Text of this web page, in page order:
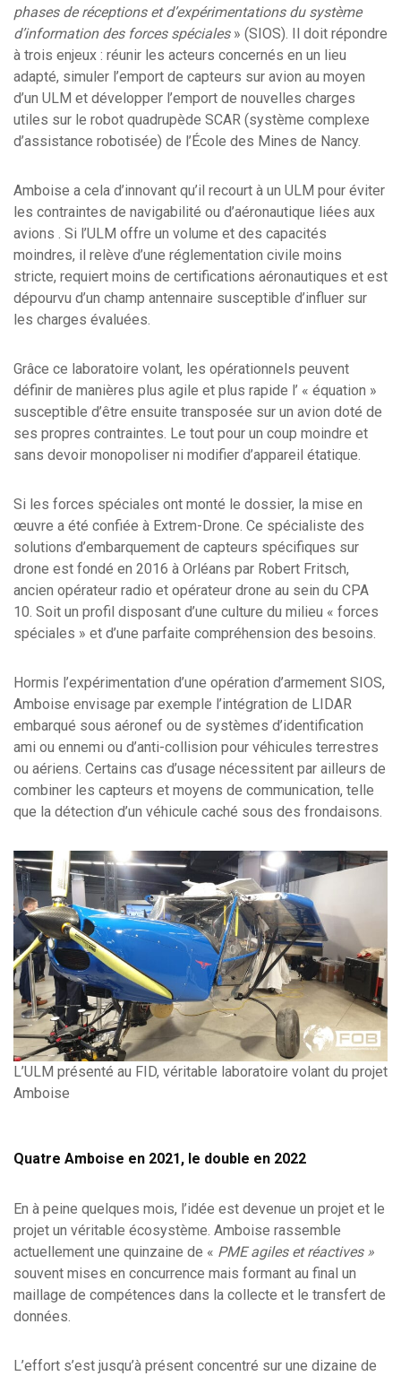
phases de réceptions et d’expérimentations du système
d’information des forces spéciales» (SIOS). Il doit répondre
à trois enjeux : réunir les acteurs concernés en un lieu
adapté, simuler l’emport de capteurs sur avion au moyen
d’un ULM et développer l’emport de nouvelles charges
utiles sur le robot quadrupède SCAR (système complexe
d’assistance robotisée) de l’École des Mines de Nancy.
Amboise a cela d’innovant qu’il recourt à un ULM pour éviter
les contraintes de navigabilité ou d’aéronautique liées aux
avions . Si l’ULM offre un volume et des capacités
moindres, il relève d’une réglementation civile moins
stricte, requiert moins de certifications aéronautiques et est
dépourvu d’un champ antennaire susceptible d’influer sur
les charges évaluées.
Grâce ce laboratoire volant, les opérationnels peuvent
définir de manières plus agile et plus rapide l’ « équation »
susceptible d’être ensuite transposée sur un avion doté de
ses propres contraintes. Le tout pour un coup moindre et
sans devoir monopoliser ni modifier d’appareil étatique.
Si les forces spéciales ont monté le dossier, la mise en
œuvre a été confiée à Extrem-Drone. Ce spécialiste des
solutions d’embarquement de capteurs spécifiques sur
drone est fondé en 2016 à Orléans par Robert Fritsch,
ancien opérateur radio et opérateur drone au sein du CPA
10. Soit un profil disposant d’une culture du milieu « forces
spéciales » et d’une parfaite compréhension des besoins.
Hormis l’expérimentation d’une opération d’armement SIOS,
Amboise envisage par exemple l’intégration de LIDAR
embarqué sous aéronef ou de systèmes d’identification
ami ou ennemi ou d’anti-collision pour véhicules terrestres
ou aériens. Certains cas d’usage nécessitent par ailleurs de
combiner les capteurs et moyens de communication, telle
que la détection d’un véhicule caché sous des frondaisons.
L’ULM présenté au FID, véritable laboratoire volant du projet
Amboise
Quatre Amboise en 2021, le double en 2022
En à peine quelques mois, l’idée est devenue un projet et le
projet un véritable écosystème. Amboise rassemble
actuellement une quinzaine de « PME agiles et réactives »
souvent mises en concurrence mais formant au final un
maillage de compétences dans la collecte et le transfert de
données.
L’effort s’est jusqu’à présent concentré sur une dizaine de